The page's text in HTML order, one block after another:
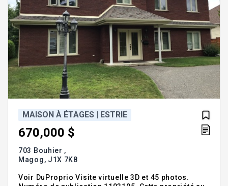
MAISON À ÉTAGES | ESTRIE
670,000 $
703 Bouhier ,
Magog, J1X 7K8
Voir DuProprio Visite virtuelle 3D et 45 photos.